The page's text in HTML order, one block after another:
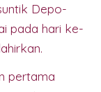
Depo-
pada hari ke-
pertama